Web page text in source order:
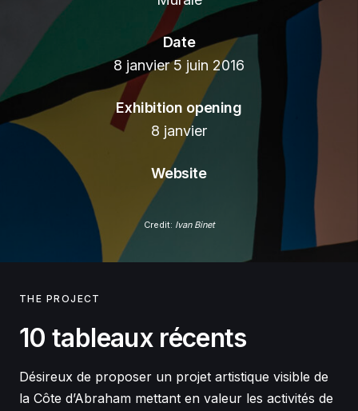
Date
8 janvier 5 juin 2016
Exhibition opening
8 janvier
Website
Credit: Ivan Binet
THE PROJECT
10 tableaux récents
Désireux de proposer un projet artistique visible de
la Côte d’Abraham mettant en valeur les activités de